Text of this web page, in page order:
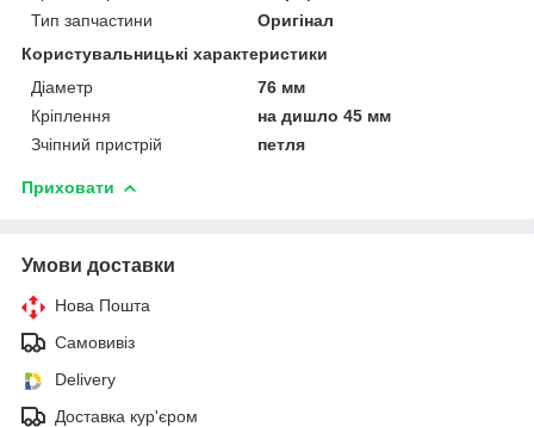
Тип запчастини
Оригінал
Користувальницькі характеристики
Діаметр
76 мм
Кріплення
на дишло 45 мм
Зчіпний пристрій
петля
Приховати
Умови доставки
Нова Пошта
Самовивіз
Delivery
Доставка кур'єром